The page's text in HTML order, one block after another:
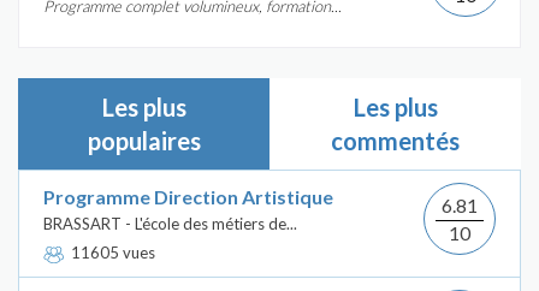
Programme complet volumineux, formation...
Les plus
populaires
Les plus
commentés
Programme Direction Artistique
BRASSART - L'école des métiers de...
11605 vues
6.81
10